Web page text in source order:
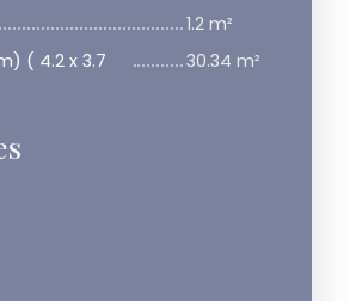
1.2 m²
( 4.2 x 3.7
30.34 m²